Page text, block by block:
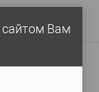
D3008
Вам